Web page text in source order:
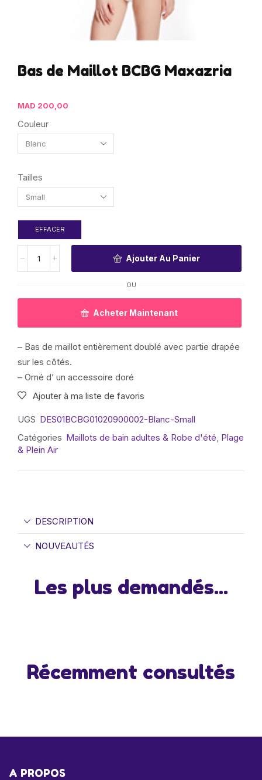
Bas de Maillot BCBG Maxazria
MAD 200,00
Couleur
Tailles
EFFACER
Ajouter Au Panier
OU
Acheter Maintenant
– Bas de maillot entièrement doublé avec partie drapée
sur les côtés.
– Orné d’ un accessoire doré
Ajouter à ma liste de favoris
UGS DES01BCBG01020900002-Blanc-Small
Catégories Maillots de bain adultes & Robe d'été, Plage
& Plein Air
DESCRIPTION
NOUVEAUTÉS
Les plus demandés...
Récemment consultés
A PROPOS